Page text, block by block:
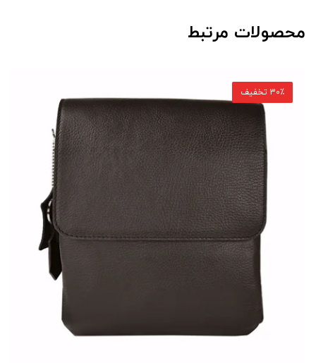
محصولات مرتبط
30٪ تخفیف